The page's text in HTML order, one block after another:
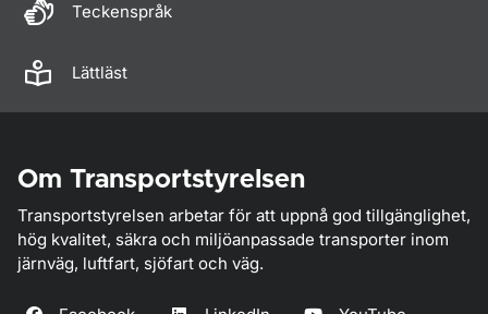
Teckenspråk
Lättläst
Om Transportstyrelsen
Transportstyrelsen arbetar för att uppnå god tillgänglighet,
hög kvalitet, säkra och miljöanpassade transporter inom
järnväg, luftfart, sjöfart och väg.